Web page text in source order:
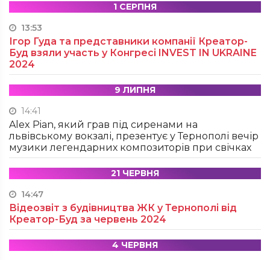
1 СЕРПНЯ
13:53
Ігор Гуда та представники компанії Креатор-
Буд взяли участь у Конгресі INVEST IN UKRAINE
2024
9 ЛИПНЯ
14:41
Alex Pian, який грав під сиренами на
львівському вокзалі, презентує у Тернополі вечір
музики легендарних композиторів при свічках
21 ЧЕРВНЯ
14:47
Відеозвіт з будівництва ЖК у Тернополі від
Креатор-Буд за червень 2024
4 ЧЕРВНЯ